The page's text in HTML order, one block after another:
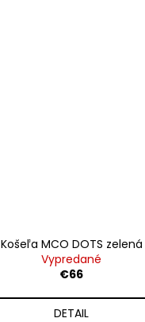
Košeľa MCO DOTS zelená
Vypredané
€66
DETAIL